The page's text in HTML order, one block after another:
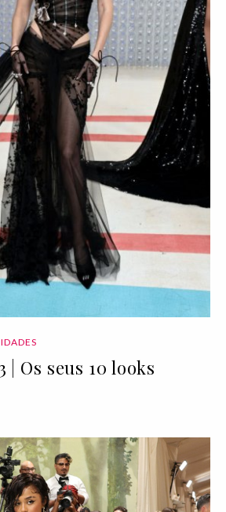
| Os seus 10 looks